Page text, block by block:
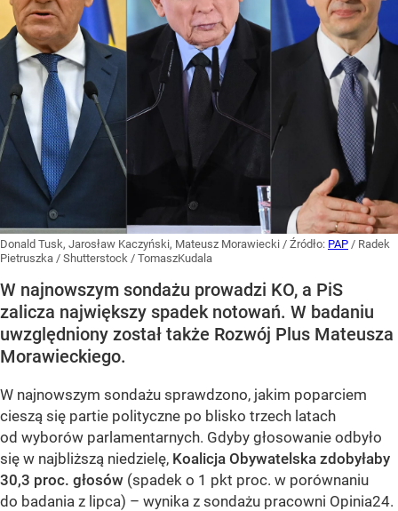
Donald Tusk, Jarosław Kaczyński, Mateusz Morawiecki / Źródło: PAP / Radek
Pietruszka / Shutterstock / TomaszKudala
W najnowszym sondażu prowadzi KO, a PiS
zalicza największy spadek notowań. W badaniu
uwzględniony został także Rozwój Plus Mateusza
Morawieckiego.
W najnowszym sondażu sprawdzono, jakim poparciem
cieszą się partie polityczne po blisko trzech latach
od wyborów parlamentarnych. Gdyby głosowanie odbyło
się w najbliższą niedzielę, Koalicja Obywatelska zdobyłaby
30,3 proc. głosów (spadek o 1 pkt proc. w porównaniu
do badania z lipca) – wynika z sondażu pracowni Opinia24.